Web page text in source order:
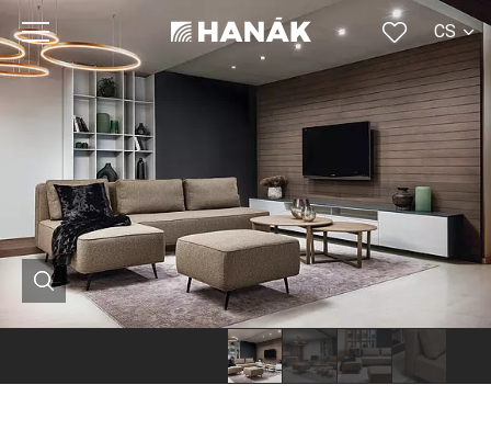
CS
SK
EN
DE
RU
FR